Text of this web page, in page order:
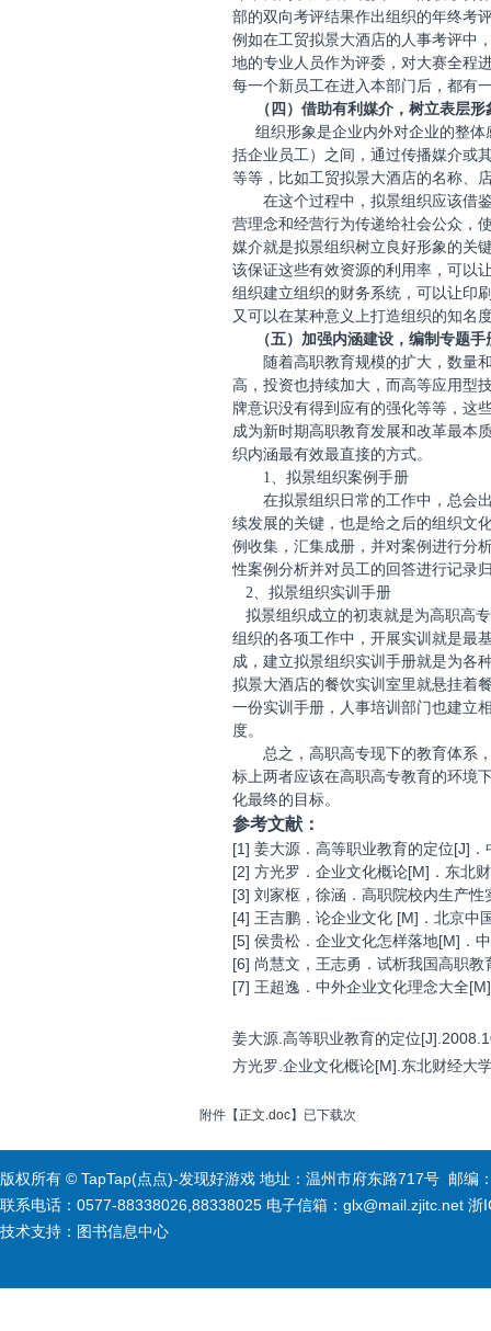
部的双向考评结果作出组织的年终考
例如在工贸拟景大酒店的人事考评中
地的专业人员作为评委，对大赛全程
每一个新员工在进入本部门后，都有
（四）借助有利媒介，树立表层形
组织形象是企业内外对企业的整
括企业员工）之间，通过传播媒介或
等等，比如工贸拟景大酒店的名称、
在这个过程中，拟景组织应该借
营理念和经营行为传递给社会公众，
媒介就是拟景组织树立良好形象的关
该保证这些有效资源的利用率，可以
组织建立组织的财务系统，可以让印
又可以在某种意义上打造组织的知名
（五）加强内涵建设，编制专题手
随着高职教育规模的扩大，数量
高，投资也持续加大，而高等应用型
牌意识没有得到应有的强化等等，这
成为新时期高职教育发展和改革最本
织内涵最有效最直接的方式。
1、拟景组织案例手册
在拟景组织日常的工作中，总会
续发展的关键，也是给之后的组织文
例收集，汇集成册，并对案例进行分
性案例分析并对员工的回答进行记录
2、拟景组织实训手册
拟景组织成立的初衷就是为高职高
组织的各项工作中，开展实训就是最
成，建立拟景组织实训手册就是为各
拟景大酒店的餐饮实训室里就悬挂着
一份实训手册，人事培训部门也建立
度。
总之，高职高专现下的教育体系
标上两者应该在高职高专教育的环境
化最终的目标。
参考文献 ：
[1] 姜大源．高等职业教育的定位[J]
[2] 方光罗．企业文化概论[M] ．东北
[3] 刘家枢，徐涵．高职院校内生产性
[4] 王吉鹏．论企业文化 [M] ．北京中
[5] 侯贵松．企业文化怎样落地[M] ．
[6] 尚慧文，王志勇．试析我国高职教
[7] 王超逸．中外企业文化理念大全[M]
姜大源 高等职业教育的定位
方光罗 企业文化概论[M]. 东北财经大
附件【正文.doc】已下载次
版权所有 © TapTap(点点)-发现好游戏 地址：温州市府东路717号 邮编
联系电话：0577-88338026,88338025 电子信箱：glx@mail.zjitc.net 浙
技术支持：图书信息中心